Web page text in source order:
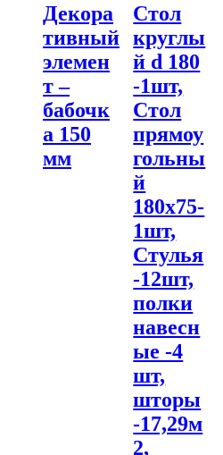
Декора
тивный
элемен
т –
бабочк
а 150
мм
Стол
круглы
й d 180
-1шт,
Стол
прямоу
гольны
й
180х75-
1шт,
Стулья
-12шт,
полки
навесн
ые -4
шт,
шторы
-17,29м
2,